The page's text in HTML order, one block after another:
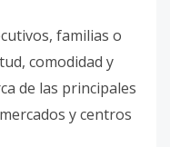
familias o
comodidad y
de las principales
y centros